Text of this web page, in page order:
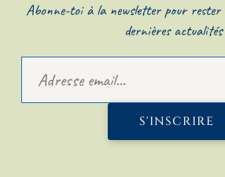
Abonne-toi à la newsletter pour rester
dernières
S'INSCRIRE